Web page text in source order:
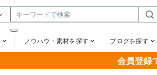
会員登録